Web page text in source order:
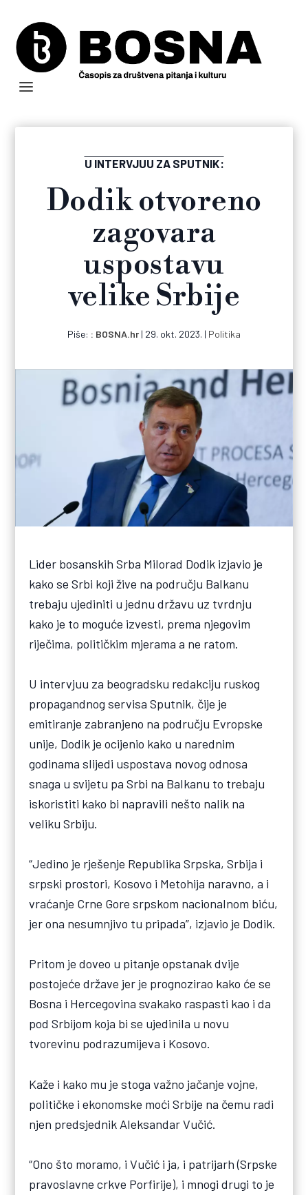
U INTERVJUU ZA SPUTNIK:
Dodik otvoreno
zagovara
uspostavu
velike Srbije
Piše: BOSNA.hr| 29. okt. 2023. | Politika
Lider bosanskih Srba Milorad Dodik izjavio je
kako se Srbi koji žive na području Balkanu
trebaju ujediniti u jednu državu uz tvrdnju
kako je to moguće izvesti, prema njegovim
riječima, političkim mjerama a ne ratom.
U intervjuu za beogradsku redakciju ruskog
propagandnog servisa Sputnik, čije je
emitiranje zabranjeno na području Evropske
unije, Dodik je ocijenio kako u narednim
godinama slijedi uspostava novog odnosa
snaga u svijetu pa Srbi na Balkanu to trebaju
iskoristiti kako bi napravili nešto nalik na
veliku Srbiju.
“Jedino je rješenje Republika Srpska, Srbija i
srpski prostori, Kosovo i Metohija naravno, a i
vraćanje Crne Gore srpskom nacionalnom biću,
jer ona nesumnjivo tu pripada”, izjavio je Dodik.
Pritom je doveo u pitanje opstanak dvije
postojeće države jer je prognozirao kako će se
Bosna i Hercegovina svakako raspasti kao i da
pod Srbijom koja bi se ujedinila u novu
tvorevinu podrazumijeva i Kosovo.
Kaže i kako mu je stoga važno jačanje vojne,
političke i ekonomske moći Srbije na čemu radi
njen predsjednik Aleksandar Vučić.
“Ono što moramo, i Vučić i ja, i patrijarh (Srpske
pravoslavne crkve Porfirije), i mnogi drugi to je